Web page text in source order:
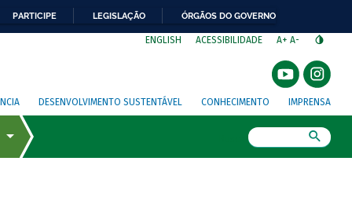
PARTICIPE LEGISLAÇÃO ÓRGÃOS DO GOVERNO
ENGLISH ACESSIBILIDADE A+ A-
DESENVOLVIMENTO SUSTENTÁVEL CONHECIMENTO IMPRENSA